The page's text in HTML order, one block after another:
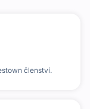
členství.